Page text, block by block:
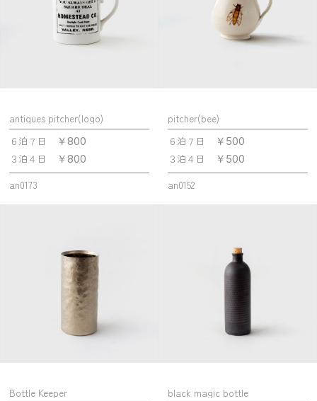
antiques pitcher(logo)
６泊７日
￥800
３泊４日 ￥800
an0173
pitcher(bee)
６泊７日
￥500
３泊４日 ￥500
an0152
Bottle Keeper
black magic bottle